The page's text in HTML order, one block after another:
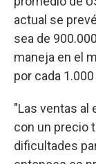
actual se
sea de
maneja en el
por cada
"Las ventas al
con un precio
dificultades